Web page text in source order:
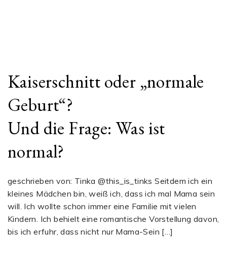
Kaiserschnitt oder „normale
Geburt“?
Und die Frage: Was ist
normal?
geschrieben von: Tinka @this_is_tinks Seitdem ich ein
kleines Mädchen bin, weiß ich, dass ich mal Mama sein
will. Ich wollte schon immer eine Familie mit vielen
Kindern. Ich behielt eine romantische Vorstellung davon,
bis ich erfuhr, dass nicht nur Mama-Sein […]